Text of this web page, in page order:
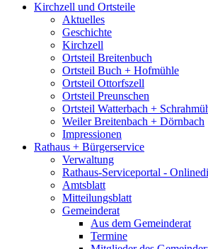
Kirchzell und Ortsteile
Aktuelles
Geschichte
Kirchzell
Ortsteil Breitenbuch
Ortsteil Buch + Hofmühle
Ortsteil Ottorfszell
Ortsteil Preunschen
Ortsteil Watterbach +
Weiler Breitenbach + Dörnbach
Impressionen
Rathaus + Bürgerservice
Verwaltung
Rathaus-Serviceportal -
Amtsblatt
Mitteilungsblatt
Gemeinderat
Aus dem Gemeinderat
Termine